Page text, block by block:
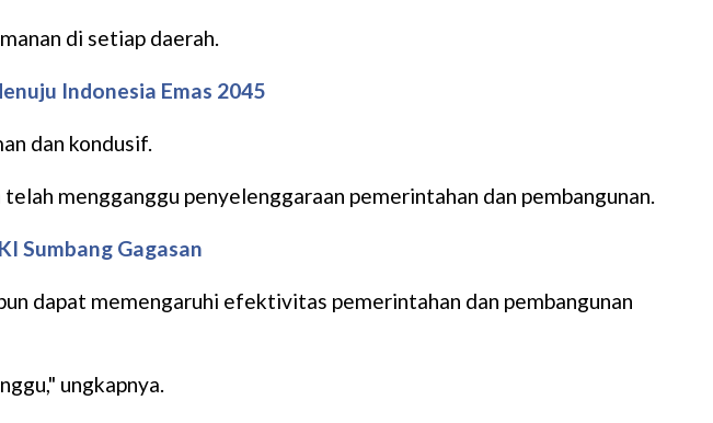
di setiap daerah.
Indonesia Emas 2045
dan kondusif.
mengganggu penyelenggaraan pemerintahan dan pembangunan.
Sumbang Gagasan
dapat memengaruhi efektivitas pemerintahan dan pembangunan
ungkapnya.